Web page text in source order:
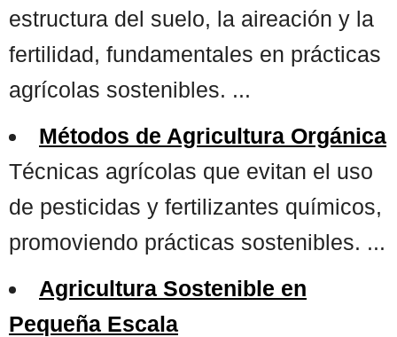
estructura del suelo, la aireación y la
fertilidad, fundamentales en prácticas
agrícolas sostenibles. ...
Métodos de Agricultura Orgánica
Técnicas agrícolas que evitan el uso
de pesticidas y fertilizantes químicos,
promoviendo prácticas sostenibles. ...
Agricultura Sostenible en
Pequeña Escala